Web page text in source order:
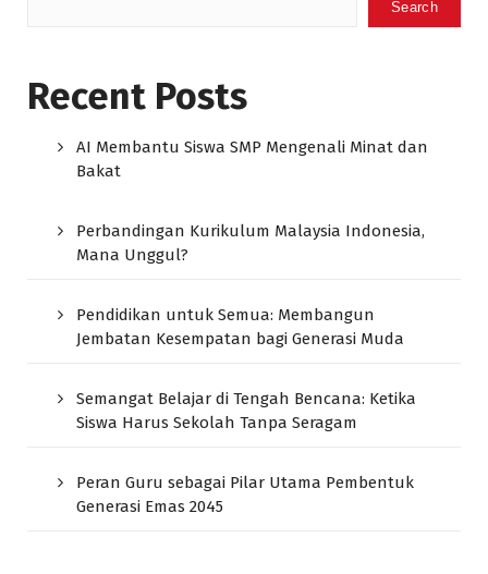
Search
Recent Posts
AI Membantu Siswa SMP Mengenali Minat dan
Bakat
Perbandingan Kurikulum Malaysia Indonesia,
Mana Unggul?
Pendidikan untuk Semua: Membangun
Jembatan Kesempatan bagi Generasi Muda
Semangat Belajar di Tengah Bencana: Ketika
Siswa Harus Sekolah Tanpa Seragam
Peran Guru sebagai Pilar Utama Pembentuk
Generasi Emas 2045